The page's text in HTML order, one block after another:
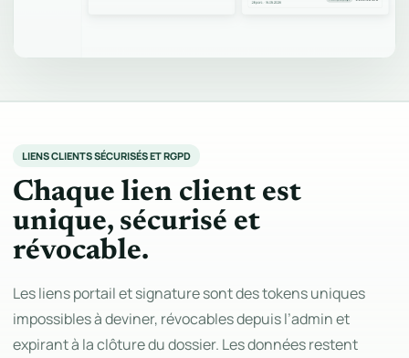
LIENS CLIENTS SÉCURISÉS ET RGPD
Chaque lien client est
unique, sécurisé et
révocable.
Les liens portail et signature sont des tokens uniques
impossibles à deviner, révocables depuis l’admin et
expirant à la clôture du dossier. Les données restent